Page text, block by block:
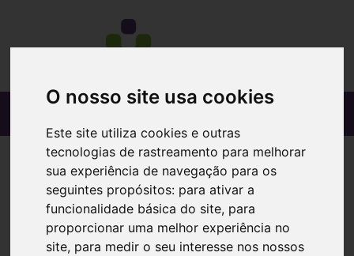
O nosso site usa cookies
Este site utiliza cookies e outras
tecnologias de rastreamento para melhorar
sua experiência de navegação para os
seguintes propósitos: para ativar a
funcionalidade básica do site, para
proporcionar uma melhor experiência no
site, para medir o seu interesse nos nossos